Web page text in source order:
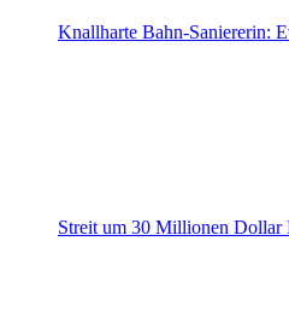
Knallharte Bahn-Saniererin:
Streit um 30 Millionen